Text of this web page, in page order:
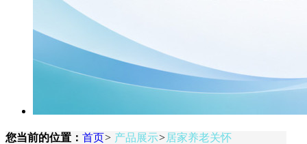
您当前的位置： 首页> 产品展示>居家养老关怀